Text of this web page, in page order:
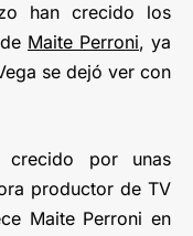
han crecido los
Maite Perroni, ya
se dejó ver con
crecido por unas
productor de TV
Maite Perroni en